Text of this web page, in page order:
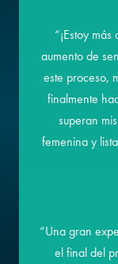
“¡Estoy
aumento de
este proceso,
finalmente
superan
femenina y
“Una gran
el final del